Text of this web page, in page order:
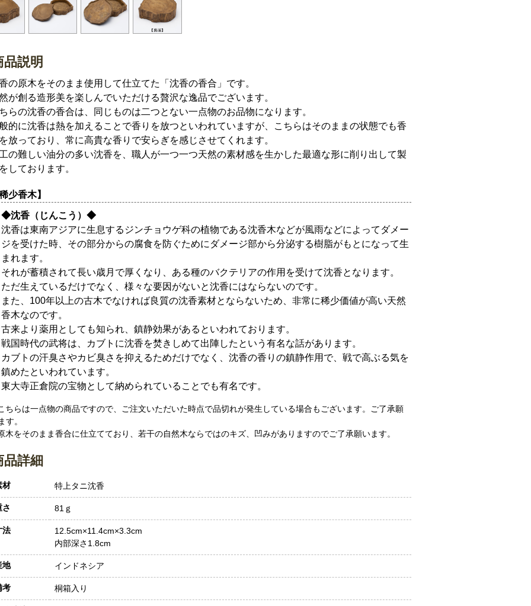
品説明
の原木をそのまま使用して仕立てた「沈香の香合」です。
が創る造形美を楽しんでいただける贅沢な逸品でございます。
らの沈香の香合は、同じものは二つとない一点物のお品物になります。
的に沈香は熱を加えることで香りを放つといわれていますが、こちらはそのままの状態でも香
放っており、常に高貴な香りで安らぎを感じさせてくれます。
の難しい油分の多い沈香を、職人が一つ一つ天然の素材感を生かした最適な形に削り出して製
しております。
少香木】
◆沈香（じんこう）◆
沈香は東南アジアに生息するジンチョウゲ科の植物である沈香木などが風雨などによってダメー
ジを受けた時、その部分からの腐食を防ぐためにダメージ部から分泌する樹脂がもとになって生
まれます。
それが蓄積されて長い歳月で厚くなり、ある種のバクテリアの作用を受けて沈香となります。
ただ生えているだけでなく、様々な要因がないと沈香にはならないのです。
また、100年以上の古木でなければ良質の沈香素材とならないため、非常に稀少価値が高い天然
香木なのです。
古来より薬用としても知られ、鎮静効果があるといわれております。
戦国時代の武将は、カブトに沈香を焚きしめて出陣したという有名な話があります。
カブトの汗臭さやカビ臭さを抑えるためだけでなく、沈香の香りの鎮静作用で、戦で高ぶる気を
鎮めたといわれています。
東大寺正倉院の宝物として納められていることでも有名です。
ちらは一点物の商品ですので、ご注文いただいた時点で品切れが発生している場合もございます。ご了承願
す。
木をそのまま香合に仕立てており、若干の自然木ならではのキズ、凹みがありますのでご了承願います。
品詳細
材 特上タニ沈香
さ 81ｇ
法
12.5cm×11.4cm×3.3cm
内部深さ1.8cm
地 インドネシア
考 桐箱入り